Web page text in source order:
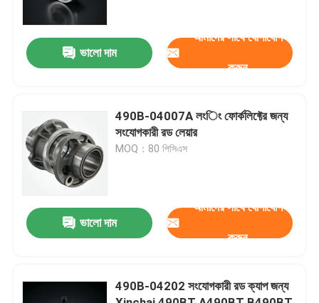
আমাদের সম্পর্কে
কারখানা ভ্রমণ
গুণমান নিয়ন্ত্রণ
আমাদের সাথে যোগাযোগ
উদ্ধৃতির জন্য আবেদন
ইঞ্জিন ব্লক সমাবেশ এবং আনুষাঙ্গিক
ভালো দাম
আমাদের সাথে যোগাযোগ
করুন
490B-04007A লংিং ফোর্কলিফ্টের জন্য
সংযোগকারী রড লেয়ার
MOQ：80 পিসিএস
ভালো দাম
আমাদের সাথে যোগাযোগ
করুন
490B-04202 সংযোগকারী রড ক্যাপ জন্য